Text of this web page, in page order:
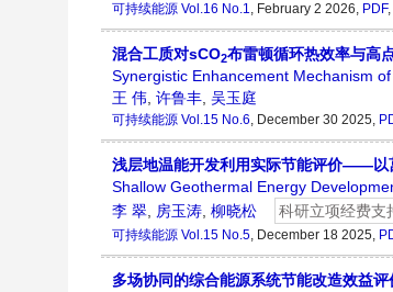
可持续能源 Vol.16 No.1, February 2 2026, PDF
混合工质对sCO2布雷顿循环热效率与高
Synergistic Enhancement Mechanism
王 伟 许鲁丰 吴玉庭
可持续能源 Vol.15 No.6, December 30 2025,
浅层地温能开发利用实际节能评价——以
Shallow Geothermal Energy
李 翠
房玉涛 柳晓松 科研立项经费支
可持续能源 Vol.15 No.5, December 18 2025,
多场协同的综合能源系统节能改造效益评